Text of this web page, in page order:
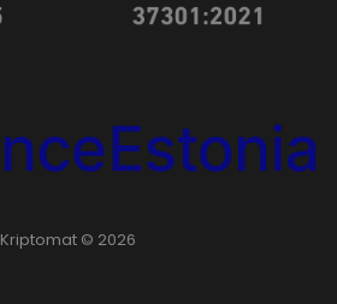
Kriptomat © 2026